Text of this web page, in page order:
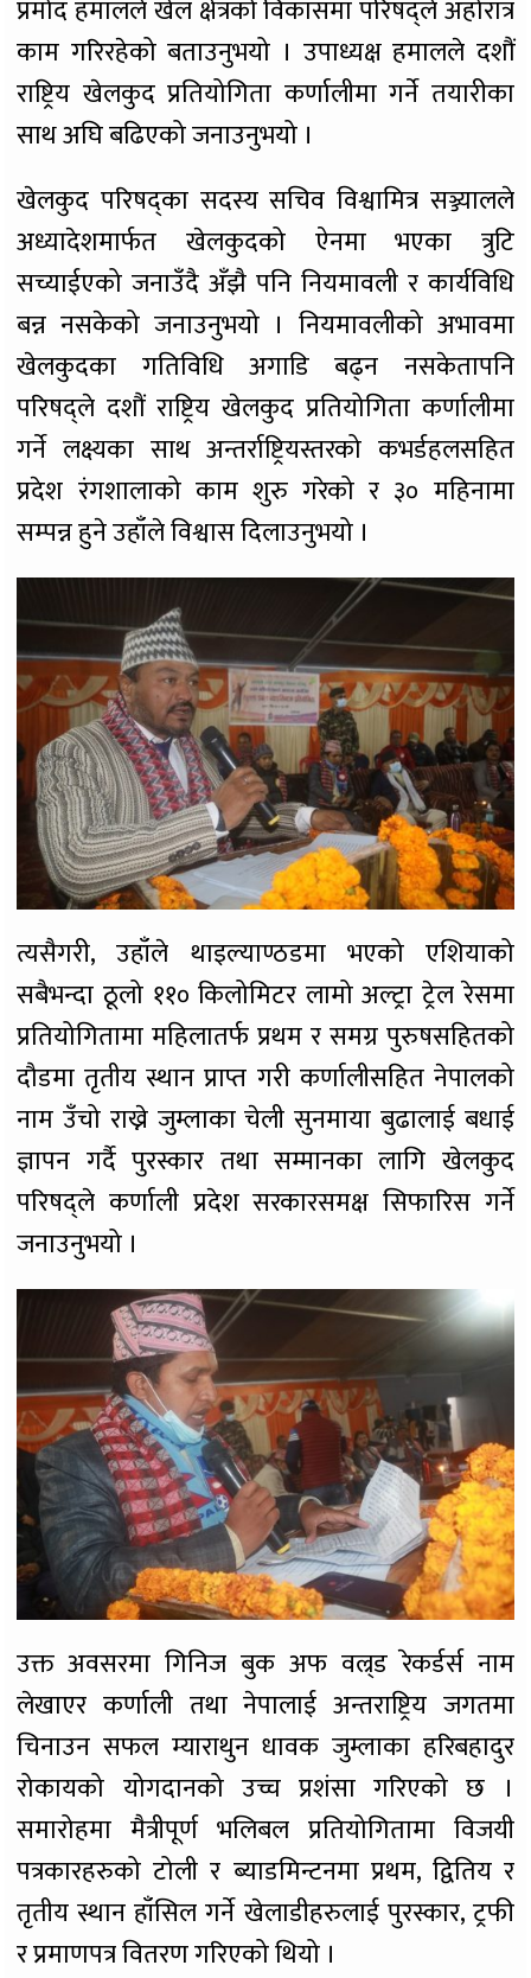
प्रमोद हमालले खेल क्षेत्रको विकासमा परिषद्ले अहोरात्र
काम गरिरहेको बताउनुभयो । उपाध्यक्ष हमालले दशौं
राष्ट्रिय खेलकुद प्रतियोगिता कर्णालीमा गर्ने तयारीका
साथ अघि बढिएको जनाउनुभयो ।
खेलकुद परिषद्का सदस्य सचिव विश्वामित्र सञ्ज्यालले
अध्यादेशमार्फत खेलकुदको ऐनमा भएका त्रुटि
सच्याईएको जनाउँदै अँझै पनि नियमावली र कार्यविधि
बन्न नसकेको जनाउनुभयो । नियमावलीको अभावमा
खेलकुदका गतिविधि अगाडि बढ्न नसकेतापनि
परिषद्ले दशौं राष्ट्रिय खेलकुद प्रतियोगिता कर्णालीमा
गर्ने लक्ष्यका साथ अन्तर्राष्ट्रियस्तरको कभर्डहलसहित
प्रदेश रंगशालाको काम शुरु गरेको र ३० महिनामा
सम्पन्न हुने उहाँले विश्वास दिलाउनुभयो ।
त्यसैगरी, उहाँले थाइल्याण्ठडमा भएको एशियाको
सबैभन्दा ठूलो ११० किलोमिटर लामो अल्ट्रा ट्रेल रेसमा
प्रतियोगितामा महिलातर्फ प्रथम र समग्र पुरुषसहितको
दौडमा तृतीय स्थान प्राप्त गरी कर्णालीसहित नेपालको
नाम उँचो राख्ने जुम्लाका चेली सुनमाया बुढालाई बधाई
ज्ञापन गर्दै पुरस्कार तथा सम्मानका लागि खेलकुद
परिषद्ले कर्णाली प्रदेश सरकारसमक्ष सिफारिस गर्ने
जनाउनुभयो ।
उक्त अवसरमा गिनिज बुक अफ वल्र्ड रेकर्डर्स नाम
लेखाएर कर्णाली तथा नेपालाई अन्तराष्ट्रिय जगतमा
चिनाउन सफल म्याराथुन धावक जुम्लाका हरिबहादुर
रोकायको योगदानको उच्च प्रशंसा गरिएको छ ।
समारोहमा मैत्रीपूर्ण भलिबल प्रतियोगितामा विजयी
पत्रकारहरुको टोली र ब्याडमिन्टनमा प्रथम, द्वितिय र
तृतीय स्थान हाँसिल गर्ने खेलाडीहरुलाई पुरस्कार, ट्रफी
र प्रमाणपत्र वितरण गरिएको थियो ।